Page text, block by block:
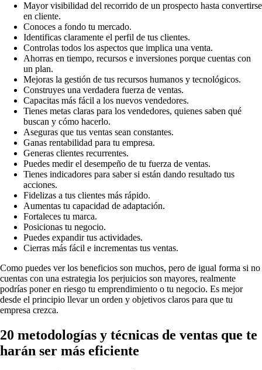
Mayor visibilidad del recorrido de un prospecto hasta convertirse
en cliente.
Conoces a fondo tu mercado.
Identificas claramente el perfil de tus clientes.
Controlas todos los aspectos que implica una venta.
Ahorras en tiempo, recursos e inversiones porque cuentas con
un plan.
Mejoras la gestión de tus recursos humanos y tecnológicos.
Construyes una verdadera fuerza de ventas.
Capacitas más fácil a los nuevos vendedores.
Tienes metas claras para los vendedores, quienes saben qué
buscan y cómo hacerlo.
Aseguras que tus ventas sean constantes.
Ganas rentabilidad para tu empresa.
Generas clientes recurrentes.
Puedes medir el desempeño de tu fuerza de ventas.
Tienes indicadores para saber si están dando resultado tus
acciones.
Fidelizas a tus clientes más rápido.
Aumentas tu capacidad de adaptación.
Fortaleces tu marca.
Posicionas tu negocio.
Puedes expandir tus actividades.
Cierras más fácil e incrementas tus ventas.
Como puedes ver los beneficios son muchos, pero de igual forma si no
cuentas con una estrategia los perjuicios son mayores, realmente
podrías poner en riesgo tu emprendimiento o tu negocio. Es mejor
desde el principio llevar un orden y objetivos claros para que tu
empresa crezca.
20 metodologías y técnicas de ventas que te
harán ser más eficiente